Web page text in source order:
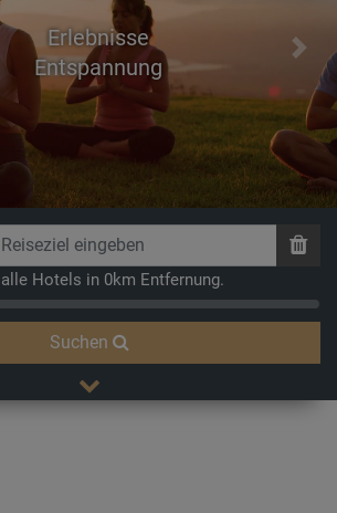
Erlebnisse
Entspannung
Next
Hotels in 0km Entfernung.
Suchen